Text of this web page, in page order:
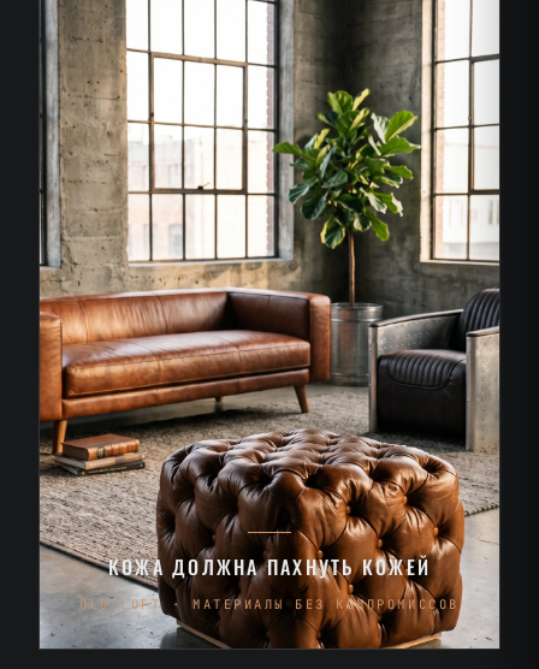
КОЖА ДОЛЖНА ПАХНУТЬ КОЖЕЙ
OLD LOFT · МАТЕРИАЛЫ БЕЗ КОМПРОМИССОВ